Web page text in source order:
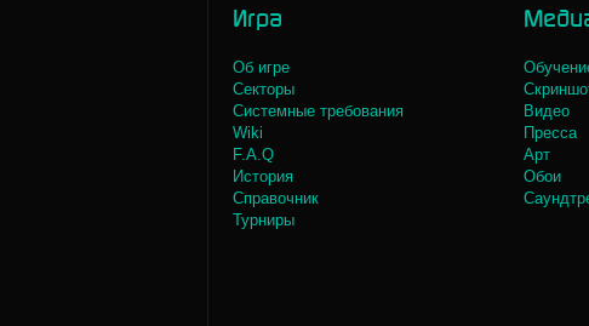
Игра
Об игре
Секторы
Системные требования
Wiki
F.A.Q
История
Справочник
Турниры
Видео
Пресса
Арт
Обои